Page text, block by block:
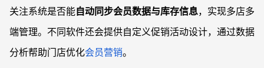
关注系统是否能自动同步会员数据与库存信息，实现多店多
端管理。不同软件还会提供自定义促销活动设计，通过数据
分析帮助门店优化会员营销。